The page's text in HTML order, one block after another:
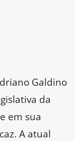
Galdino
da
em sua
A atual